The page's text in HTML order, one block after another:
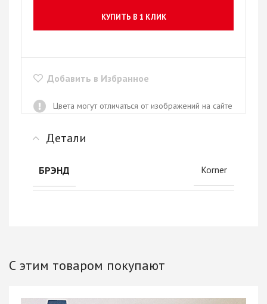
КУПИТЬ В 1 КЛИК
Добавить в Избранное
Цвета могут отличаться от изображений на сайте
Детали
БРЭНД Korner
С этим товаром покупают